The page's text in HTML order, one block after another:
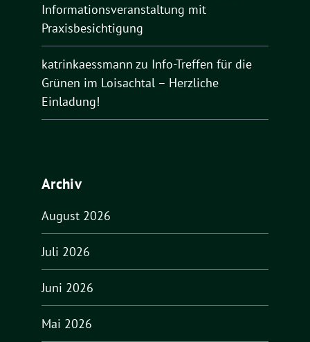
Informationsveranstaltung mit
Praxisbesichtigung
katrinkaessmann zu Info-Treffen für die
Grünen im Loisachtal – Herzliche
Einladung!
Archiv
August 2026
Juli 2026
Juni 2026
Mai 2026